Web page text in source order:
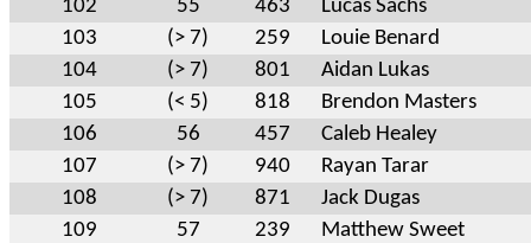
102 55 463
Lucas Sachs
103
(> 7) 259
Louie Benard
104
(> 7) 801
Aidan Lukas
105
(< 5) 818
Brendon Masters
106
56 457
Caleb Healey
107
(> 7) 940
Rayan Tarar
108
(> 7) 871
Jack Dugas
109
57 239
Matthew Sweet